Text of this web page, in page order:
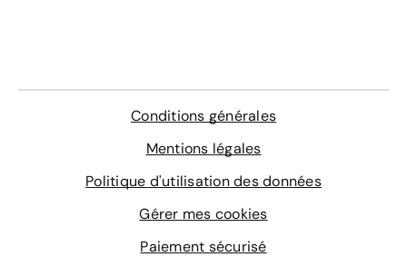
Conditions générales
Mentions légales
Politique d'utilisation des données
Gérer mes cookies
Paiement sécurisé